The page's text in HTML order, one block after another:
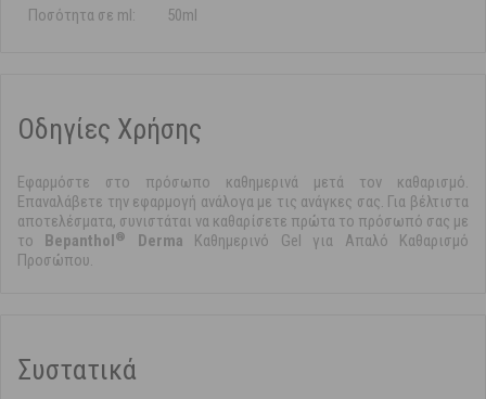
Ποσότητα σε ml: 50ml
Οδηγίες Χρήσης
Εφαρμόστε στο πρόσωπο καθημερινά μετά τον καθαρισμό.
Επαναλάβετε την εφαρμογή ανάλογα με τις ανάγκες σας. Για βέλτιστα
αποτελέσματα, συνιστάται να καθαρίσετε πρώτα το πρόσωπό σας με
το Bepanthol® Derma Καθημερινό Gel για Απαλό Καθαρισμό
Προσώπου.
Συστατικά